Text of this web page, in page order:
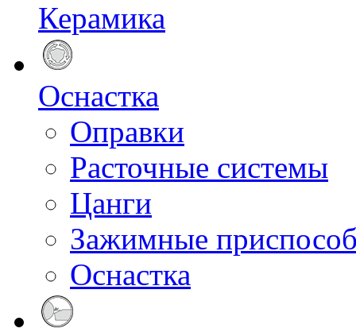
Керамика
Оснастка
Оправки
Расточные системы
Цанги
Зажимные
Оснастка